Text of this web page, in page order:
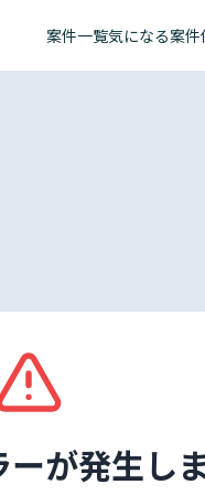
案件一覧気になる案件
が発生し